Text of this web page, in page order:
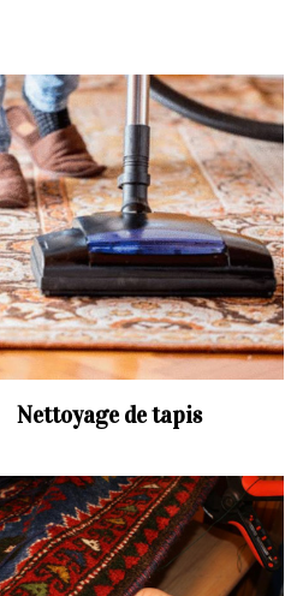
Nettoyage de tapis